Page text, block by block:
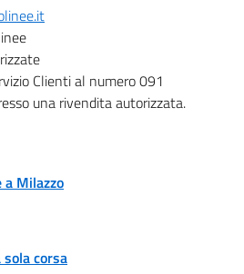
Clienti al numero 091
una rivendita autorizzata.
Milazzo
corsa